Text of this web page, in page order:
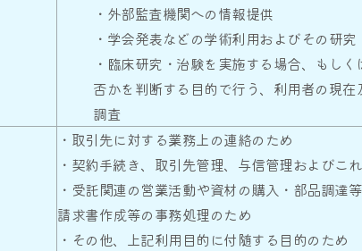
・外部監査機関への情報提供
・学会発表などの学術利用およびその研究
・臨床研究・治験を実施する場合、もし
否かを判断する目的で行う、利用者の現
調査
・取引先に対する業務上の連絡のため
・契約手続き、取引先管理、与信管理およびこ
・受託関連の営業活動や資材の購入・部品調達
請求書作成等の事務処理のため
・その他、上記利用目的に付随する目的のため